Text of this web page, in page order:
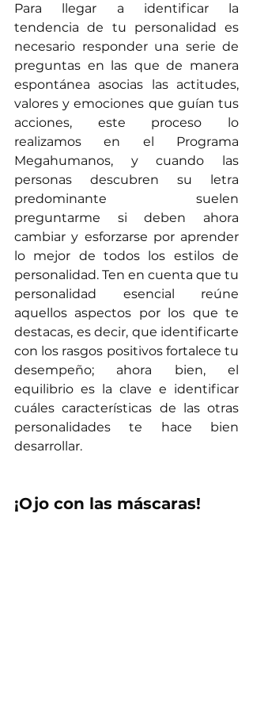
Para llegar a identificar la
tendencia de tu personalidad es
necesario responder una serie de
preguntas en las que de manera
espontánea asocias las actitudes,
valores y emociones que guían tus
acciones, este proceso lo
realizamos en el Programa
Megahumanos, y cuando las
personas descubren su letra
predominante suelen
preguntarme si deben ahora
cambiar y esforzarse por aprender
lo mejor de todos los estilos de
personalidad. Ten en cuenta que tu
personalidad esencial reúne
aquellos aspectos por los que te
destacas, es decir, que identificarte
con los rasgos positivos fortalece tu
desempeño; ahora bien, el
equilibrio es la clave e identificar
cuáles características de las otras
personalidades te hace bien
desarrollar.
¡Ojo con las máscaras!